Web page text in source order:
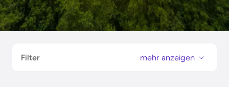
Filter mehr anzeigen